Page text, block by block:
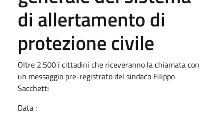
di allertamento di
protezione civile
Oltre 2.500 i cittadini che riceveranno la chiamata con
un messaggio pre-registrato del sindaco Filippo
Sacchetti
Data :